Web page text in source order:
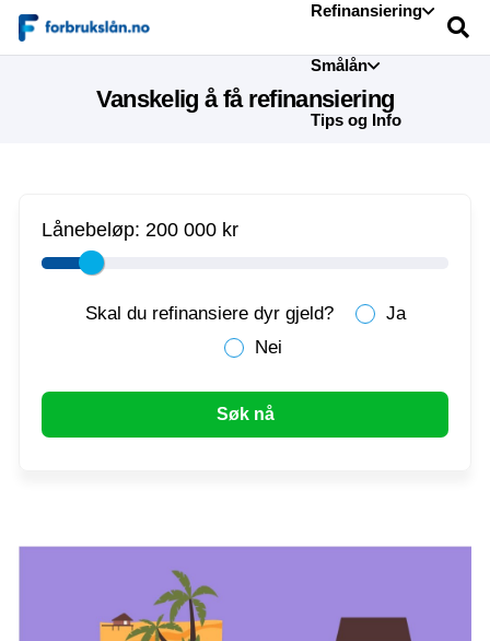
Refinansiering
Smålån
Tips og Info
Vanskelig å få refinansiering
Lånebeløp: 200 000 kr
Skal du refinansiere dyr gjeld?
Ja
Nei
Søk nå